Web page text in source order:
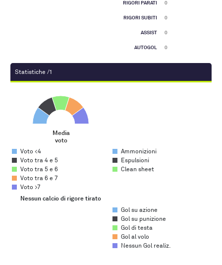
RIGORI PARATI 0
RIGORI SUBITI 0
ASSIST 0
AUTOGOL 0
Statistiche /1
Media voto
Pie chart with 5 slices.
Media
voto
End of interactive chart.
Voto <4
Voto tra 4 e 5
Voto tra 5 e 6
Voto tra 6 e 7
Voto >7
Ammonizioni
Espulsioni
Clean sheet
Nessun calcio di rigore tirato
Gol su azione
Gol su punizione
Gol di testa
Gol al volo
Nessun Gol realiz.